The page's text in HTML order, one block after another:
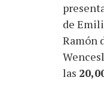
de
Ramón
las